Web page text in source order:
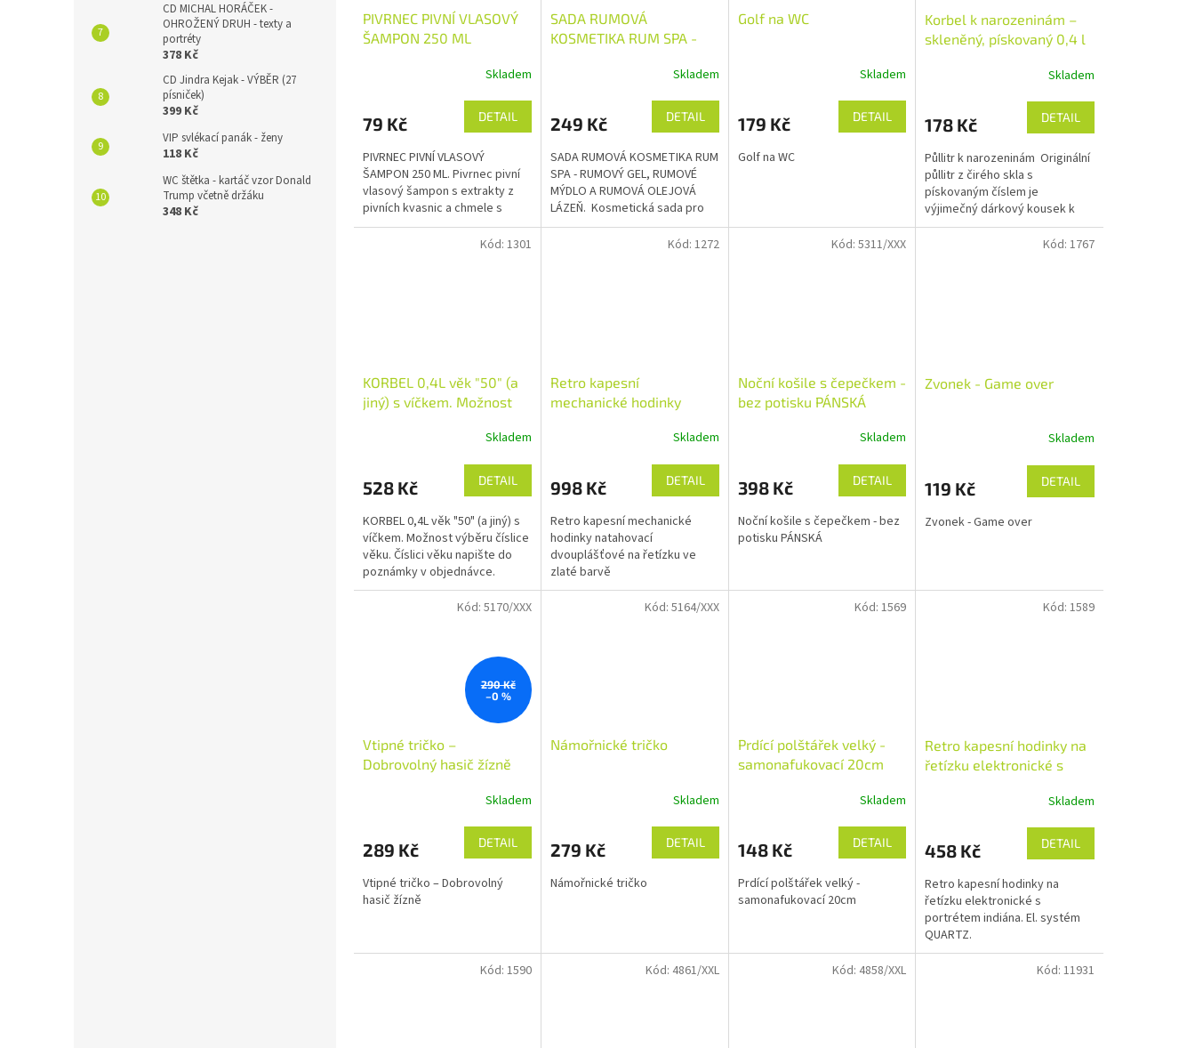
CD MICHAL HORÁČEK -
OHROŽENÝ DRUH - texty a
portréty
378 Kč
CD Jindra Kejak - VÝBĚR (27
písniček)
399 Kč
VIP svlékací panák - ženy
118 Kč
WC štětka - kartáč vzor Donald
Trump včetně držáku
348 Kč
PIVRNEC PIVNÍ VLASOVÝ
ŠAMPON 250 ML
Skladem
79 Kč DETAIL
PIVRNEC PIVNÍ VLASOVÝ
ŠAMPON 250 ML. Pivrnec pivní
vlasový šampon s extrakty z
pivních kvasnic a chmele s
etiketou vytvořenou ve
spolupráci s kreslířem Petrem
SADA RUMOVÁ
KOSMETIKA RUM SPA -
Skladem
249 Kč DETAIL
SADA RUMOVÁ KOSMETIKA RUM
SPA - RUMOVÝ GEL, RUMOVÉ
MÝDLO A RUMOVÁ OLEJOVÁ
LÁZEŇ. Kosmetická sada pro
muže i dámy s vůní rumu.
NEMŮŽE CHYBĚT VE VÝBAVĚ
Golf na WC
Skladem
179 Kč DETAIL
Golf na WC
Korbel k narozeninám –
skleněný, pískovaný 0,4 l
Skladem
178 Kč DETAIL
Půllitr k narozeninám Originální
půllitr z čirého skla s
pískovaným číslem je
výjimečný dárkový kousek k
významnému životnímu jubileu.
Pískované číslo připomene, k
KORBEL 0,4L věk "50" (a
jiný) s víčkem. Možnost
Skladem
528 Kč DETAIL
KORBEL 0,4L věk "50" (a jiný) s
víčkem. Možnost výběru číslice
věku. Číslici věku napište do
poznámky v objednávce.
Kód: 1301
Retro kapesní
mechanické hodinky
Skladem
998 Kč DETAIL
Retro kapesní mechanické
hodinky natahovací
dvouplášťové na řetízku ve
zlaté barvě
Kód: 1272
Noční košile s čepečkem -
bez potisku PÁNSKÁ
je
z
5
Skladem
398 Kč DETAIL
Noční košile s čepečkem - bez
potisku PÁNSKÁ
Kód:5311/XXX
Zvonek - Game over
Skladem
119 Kč DETAIL
Zvonek - Game over
Kód: 1767
290 Kč
–0 %
Vtipné tričko –
Dobrovolný hasič žízně
Skladem
289 Kč DETAIL
Vtipné tričko – Dobrovolný
hasič žízně
Kód: 5170/XXX
Námořnické tričko
Skladem
279 Kč DETAIL
Námořnické tričko
Kód: 5164/XXX
Prdící polštářek velký -
samonafukovací 20cm
Skladem
148 Kč DETAIL
Prdící polštářek velký -
samonafukovací 20cm
Kód:1569
Retro kapesní hodinky na
řetízku elektronické s
Skladem
458 Kč DETAIL
Retro kapesní hodinky na
řetízku elektronické s
portrétem indiána. El. systém
QUARTZ.
Kód: 1589
Kód: 1590 Kód: 4861/XXL Kód: 4858/XXL Kód: 11931